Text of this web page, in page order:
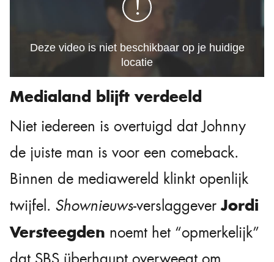
Medialand blijft verdeeld
Niet iedereen is overtuigd dat Johnny
de juiste man is voor een comeback.
Binnen de mediawereld klinkt openlijk
twijfel. Shownieuws-verslaggeverJordi
Versteegden noemt het “opmerkelijk”